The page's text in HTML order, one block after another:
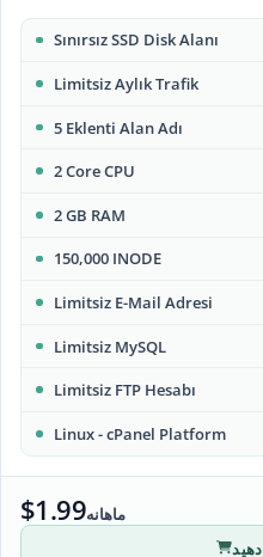
Sınırsız SSD Disk Alanı
Limitsiz Aylık Trafik
5 Eklenti Alan Adı
2 Core CPU
2 GB RAM
150,000 INODE
Limitsiz E-Mail Adresi
Limitsiz MySQL
Limitsiz FTP Hesabı
Linux - cPanel Platform
$1.99ماهانه